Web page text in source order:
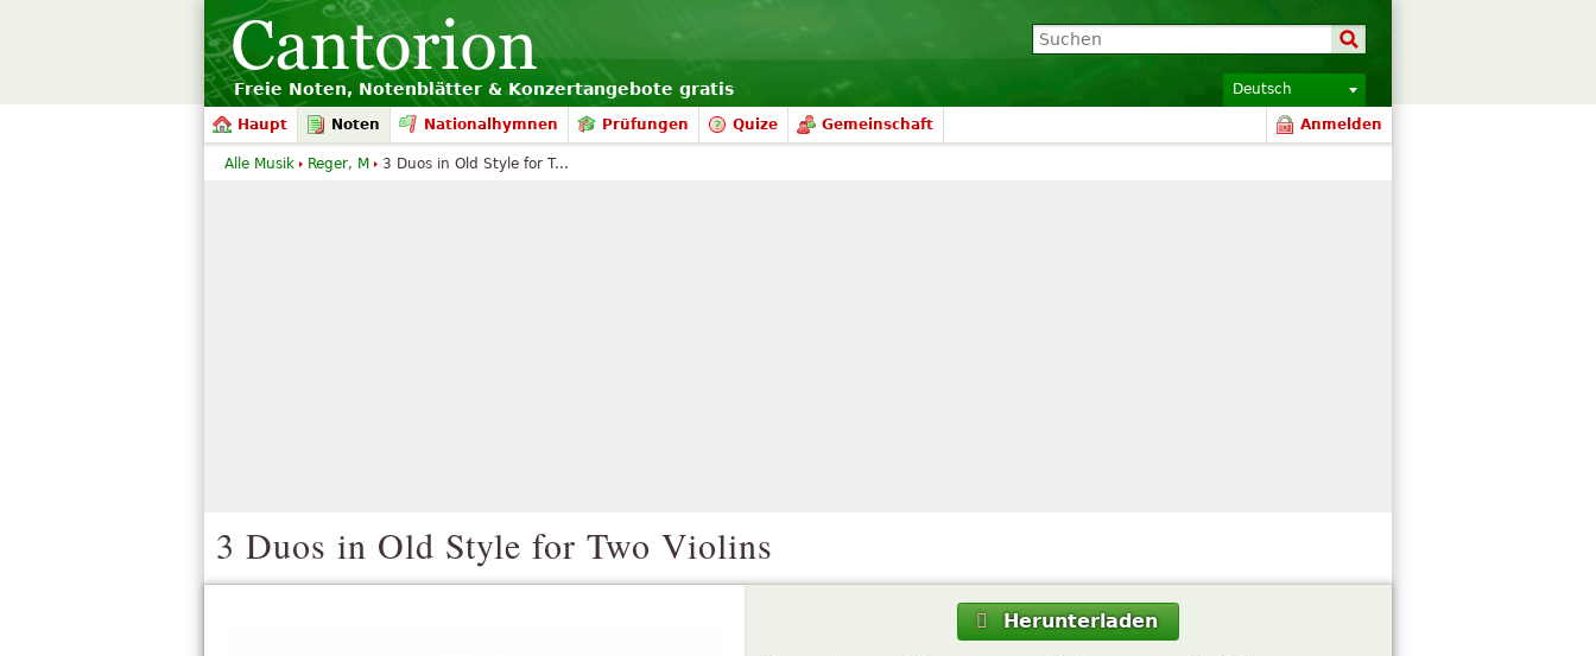
Freie Noten, Notenblätter & Konzertangebote gratis Deutsch
Haupt Noten Nationalhymnen Prüfungen Quize Gemeinschaft Anmelden
3 Duos in Old Style for Two Violins
Herunterladen
Alle Musik Reger, M 3 Duos in Old Style for T...